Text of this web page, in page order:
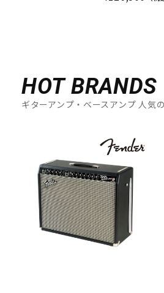
HOT BRANDS
ギターアンプ・ベースアンプ 人気